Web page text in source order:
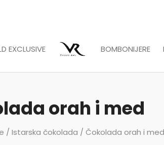
EXCLUSIVE BOMBONIJERE
orah i med
/ Istarska čokolada / Čokolada orah i med